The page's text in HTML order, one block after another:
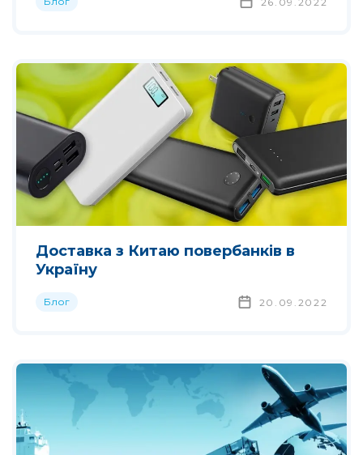
Доставка з Китаю повербанків в
Україну
Блог 20.09.2022